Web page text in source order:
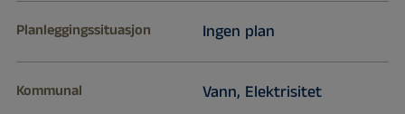
Planleggingssituasjon Ingen plan
Kommunal Vann, Elektrisitet